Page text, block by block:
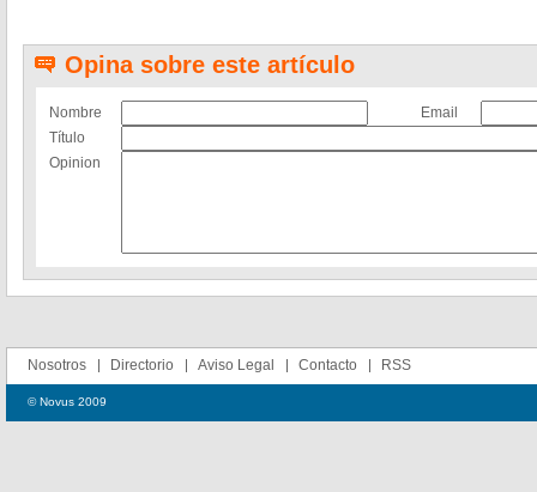
Opina sobre este artículo
Nombre
Email
Título
Opinion
Nosotros Directorio Aviso Legal Contacto RSS
© Novus 2009